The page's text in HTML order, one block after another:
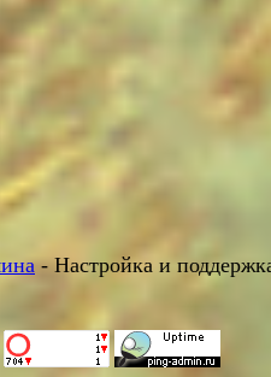
- Настройка и